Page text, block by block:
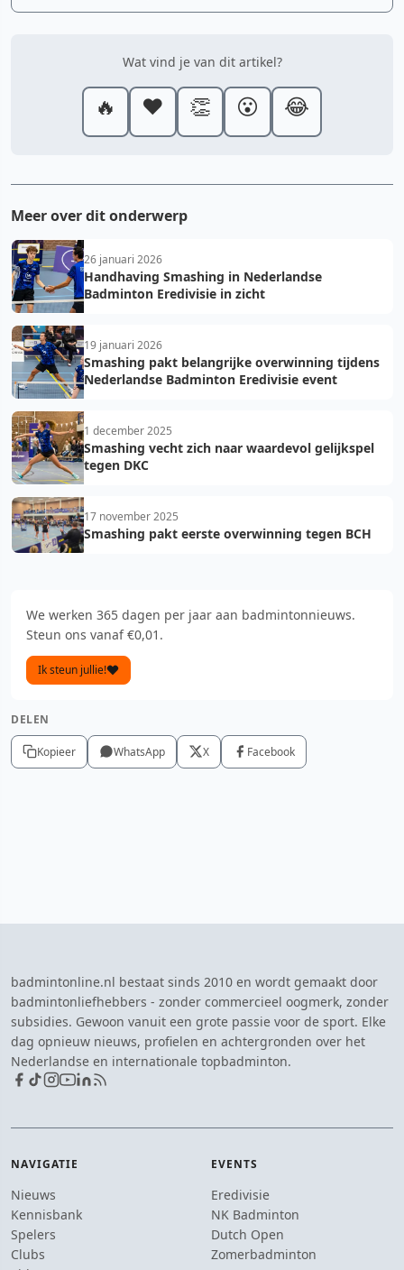
Wat vind je van dit artikel?
🔥 ❤️ 👏 😮 😂
Meer over dit onderwerp
26 januari 2026
Handhaving Smashing in Nederlandse
Badminton Eredivisie in zicht
19 januari 2026
Smashing pakt belangrijke overwinning tijdens
Nederlandse Badminton Eredivisie event
1 december 2025
Smashing vecht zich naar waardevol gelijkspel
tegen DKC
17 november 2025
Smashing pakt eerste overwinning tegen BCH
We werken 365 dagen per jaar aan badmintonnieuws.
Steun ons vanaf €0,01.
Ik steun jullie!
DELEN
Kopieer WhatsApp X Facebook
badmintonline.nl bestaat sinds 2010 en wordt gemaakt door
badmintonliefhebbers - zonder commercieel oogmerk, zonder
subsidies. Gewoon vanuit een grote passie voor de sport. Elke
dag opnieuw nieuws, profielen en achtergronden over het
Nederlandse en internationale topbadminton.
NAVIGATIE
Nieuws
Kennisbank
Spelers
Clubs
EVENTS
Eredivisie
NK Badminton
Dutch Open
Zomerbadminton